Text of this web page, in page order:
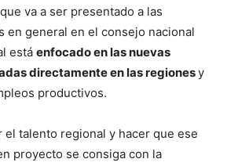
va a ser presentado a las
en general en el consejo nacional
está enfocado en las nuevas
directamente en las regionesy
productivos.
el talento regional y hacer que ese
proyecto se consiga con la